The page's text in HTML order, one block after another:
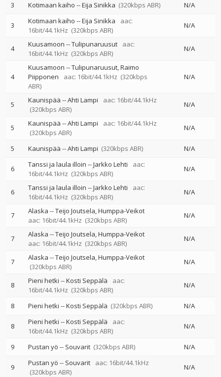
3 Kotimaan kaiho --Eija Sinikka (320kbps ABR) N/A
3 Kotimaan kaiho --Eija Sinikka
aac:
16bit/44.1kHz (320kbps ABR)
N/A
4 Kuusamoon --Tulipunaruusut
aac:
16bit/44.1kHz (320kbps ABR)
N/A
4
Kuusamoon --Tulipunaruusut Raimo
Piipponen
aac: 16bit/44.1kHz (320kbps
ABR)
N/A
5 Kaunispää --Ahti Lampi
aac: 16bit/44.1kHz
(320kbps ABR)
N/A
5 Kaunispää --Ahti Lampi
aac: 16bit/44.1kHz
(320kbps ABR)
N/A
5 Kaunispää --Ahti Lampi (320kbps ABR) N/A
6 Tanssi ja laula illoin --Jarkko Lehti
aac:
16bit/44.1kHz (320kbps ABR)
N/A
6 Tanssi ja laula illoin --Jarkko Lehti
aac:
16bit/44.1kHz (320kbps ABR)
N/A
7 Alaska --Teijo Joutsela Humppa-Veikot
aac: 16bit/44.1kHz (320kbps ABR)
N/A
7 Alaska --Teijo Joutsela Humppa-Veikot
aac: 16bit/44.1kHz (320kbps ABR)
N/A
7 Alaska --Teijo Joutsela Humppa-Veikot
(320kbps ABR)
N/A
8 Pieni hetki --Kosti Seppälä
aac:
16bit/44.1kHz (320kbps ABR)
N/A
8 Pieni hetki --Kosti Seppälä (320kbps ABR) N/A
8 Pieni hetki --Kosti Seppälä
aac:
16bit/44.1kHz (320kbps ABR)
N/A
9 Pustan yö -- Souvarit (320kbps ABR) N/A
9 Pustan yö -- Souvarit
aac: 16bit/44.1kHz
(320kbps ABR)
N/A